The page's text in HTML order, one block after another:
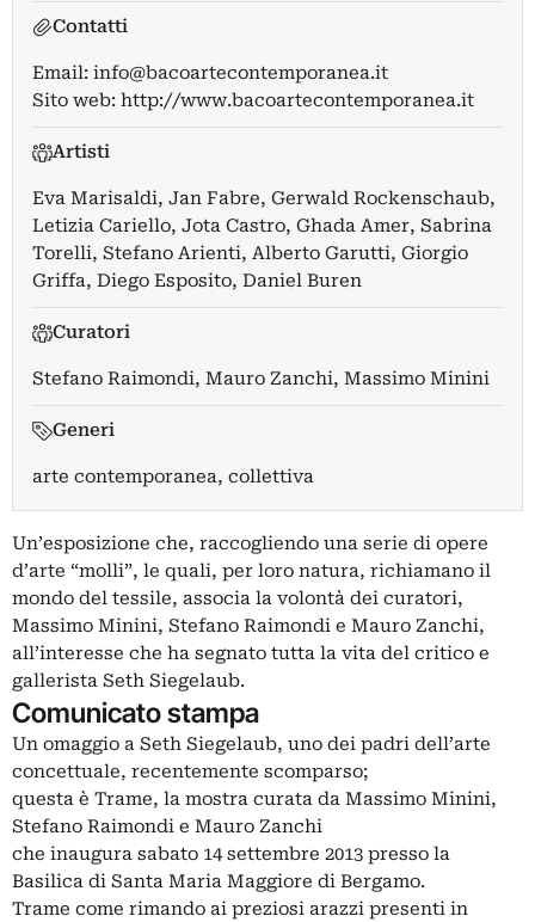
Contatti
Email: info@bacoartecontemporanea.it
Sito web: http://www.bacoartecontemporanea.it
Artisti
Eva Marisaldi, Jan Fabre, Gerwald Rockenschaub,
Letizia Cariello, Jota Castro, Ghada Amer, Sabrina
Torelli, Stefano Arienti, Alberto Garutti, Giorgio
Griffa, Diego Esposito, Daniel Buren
Curatori
Stefano Raimondi, Mauro Zanchi, Massimo Minini
Generi
arte contemporanea, collettiva
Un’esposizione che, raccogliendo una serie di opere
d’arte “molli”, le quali, per loro natura, richiamano il
mondo del tessile, associa la volontà dei curatori,
Massimo Minini, Stefano Raimondi e Mauro Zanchi,
all’interesse che ha segnato tutta la vita del critico e
gallerista Seth Siegelaub.
Comunicato stampa
Un omaggio a Seth Siegelaub, uno dei padri dell’arte
concettuale, recentemente scomparso;
questa è Trame, la mostra curata da Massimo Minini,
Stefano Raimondi e Mauro Zanchi
che inaugura sabato 14 settembre 2013 presso la
Basilica di Santa Maria Maggiore di Bergamo.
Trame come rimando ai preziosi arazzi presenti in